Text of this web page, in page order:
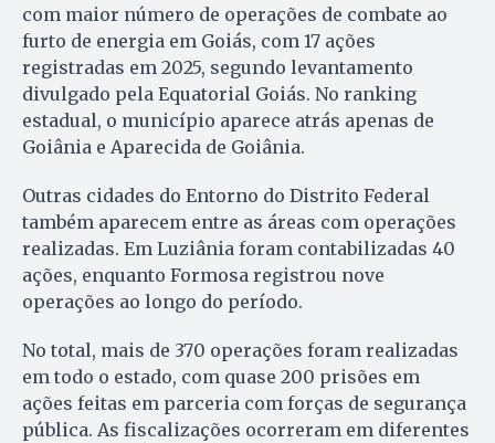
com maior número de operações de combate ao
furto de energia em Goiás, com 17 ações
registradas em 2025, segundo levantamento
divulgado pela Equatorial Goiás. No ranking
estadual, o município aparece atrás apenas de
Goiânia e Aparecida de Goiânia.
Outras cidades do Entorno do Distrito Federal
também aparecem entre as áreas com operações
realizadas. Em Luziânia foram contabilizadas 40
ações, enquanto Formosa registrou nove
operações ao longo do período.
No total, mais de 370 operações foram realizadas
em todo o estado, com quase 200 prisões em
ações feitas em parceria com forças de segurança
pública. As fiscalizações ocorreram em diferentes